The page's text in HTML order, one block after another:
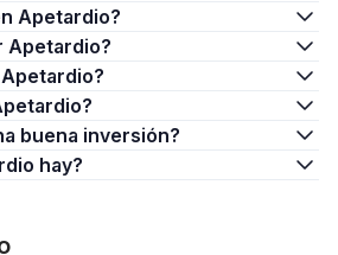
Apetardio?
Apetardio?
Apetardio?
buena inversión?
hay?